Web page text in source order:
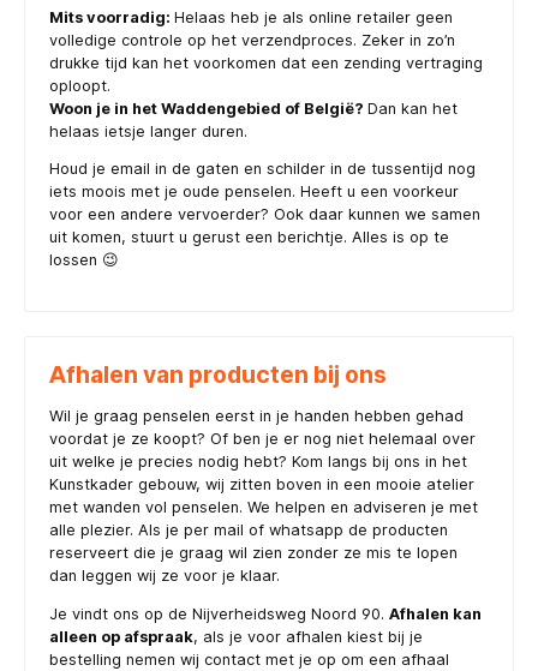
Mits voorradig: Helaas heb je als online retailer geen
volledige controle op het verzendproces. Zeker in zo’n
drukke tijd kan het voorkomen dat een zending vertraging
oploopt.
Woon je in het Waddengebied of België? Dan kan het
helaas ietsje langer duren.
Houd je email in de gaten en schilder in de tussentijd nog
iets moois met je oude penselen. Heeft u een voorkeur
voor een andere vervoerder? Ook daar kunnen we samen
uit komen, stuurt u gerust een berichtje. Alles is op te
lossen 😉
Afhalen van producten bij ons
Wil je graag penselen eerst in je handen hebben gehad
voordat je ze koopt? Of ben je er nog niet helemaal over
uit welke je precies nodig hebt? Kom langs bij ons in het
Kunstkader gebouw, wij zitten boven in een mooie atelier
met wanden vol penselen. We helpen en adviseren je met
alle plezier. Als je per mail of whatsapp de producten
reserveert die je graag wil zien zonder ze mis te lopen
dan leggen wij ze voor je klaar.
Je vindt ons op de Nijverheidsweg Noord 90. Afhalen kan
alleen op afspraak, als je voor afhalen kiest bij je
bestelling nemen wij contact met je op om een afhaal